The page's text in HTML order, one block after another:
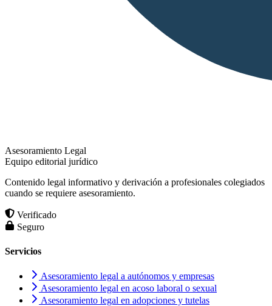
Asesoramiento Legal
Equipo editorial jurídico
Contenido legal informativo y derivación a profesionales colegiados
cuando se requiere asesoramiento.
Verificado
Seguro
Servicios
Asesoramiento legal a autónomos y empresas
Asesoramiento legal en acoso laboral o sexual
Asesoramiento legal en adopciones y tutelas